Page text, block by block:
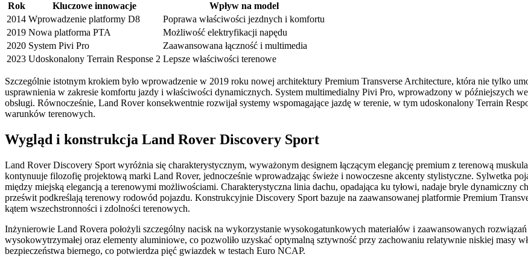
Rok Kluczowe innowacje
Wpływ na model
2014 Wprowadzenie platformy D8
Poprawa właściwości jezdnych i komfortu
2019 Nowa platforma PTA
Możliwość elektryfikacji napędu
2020 System Pivi Pro
Zaawansowana łączność i multimedia
2023 Udoskonalony Terrain Response 2 Lepsze właściwości terenowe
Szczególnie istotnym krokiem było wprowadzenie w 2019 roku nowej architektury Premium Transverse Architecture, która nie tylko
usprawnienia w zakresie komfortu jazdy i właściwości dynamicznych. System multimedialny Pivi Pro, wprowadzony w późniejszych
obsługi. Równocześnie, Land Rover konsekwentnie rozwijał systemy wspomagające jazdę w terenie, w tym udoskonalony Terrain
warunków terenowych.
Wygląd i konstrukcja Land Rover Discovery Sport
Land Rover Discovery Sport wyróżnia się charakterystycznym, wyważonym designem łączącym elegancję premium z terenową
kontynuuje filozofię projektową marki Land Rover, jednocześnie wprowadzając świeże i nowoczesne akcenty stylistyczne. Sylwetka
między miejską elegancją a terenowymi możliwościami. Charakterystyczna linia dachu, opadająca ku tyłowi, nadaje bryle dynamiczny
prześwit podkreślają terenowy rodowód pojazdu. Konstrukcyjnie Discovery Sport bazuje na zaawansowanej platformie Premium
kątem wszechstronności i zdolności terenowych.
Inżynierowie Land Rovera położyli szczególny nacisk na wykorzystanie wysokogatunkowych materiałów i zaawansowanych
wysokowytrzymałej oraz elementy aluminiowe, co pozwoliło uzyskać optymalną sztywność przy zachowaniu relatywnie niskiej masy
bezpieczeństwa biernego, co potwierdza pięć gwiazdek w testach Euro NCAP.